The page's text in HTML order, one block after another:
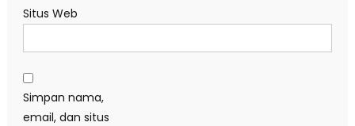
Situs Web
Simpan nama,
email, dan situs